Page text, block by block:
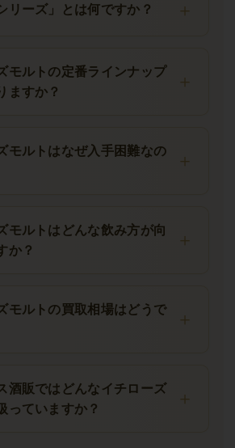
リーズ」とは何ですか？
モルトの定番ラインナップ
ますか？
モルトはなぜ入手困難なの
モルトはどんな飲み方が向
か？
モルトの買取相場はどうで
酒販ではどんなイチローズ
っていますか？